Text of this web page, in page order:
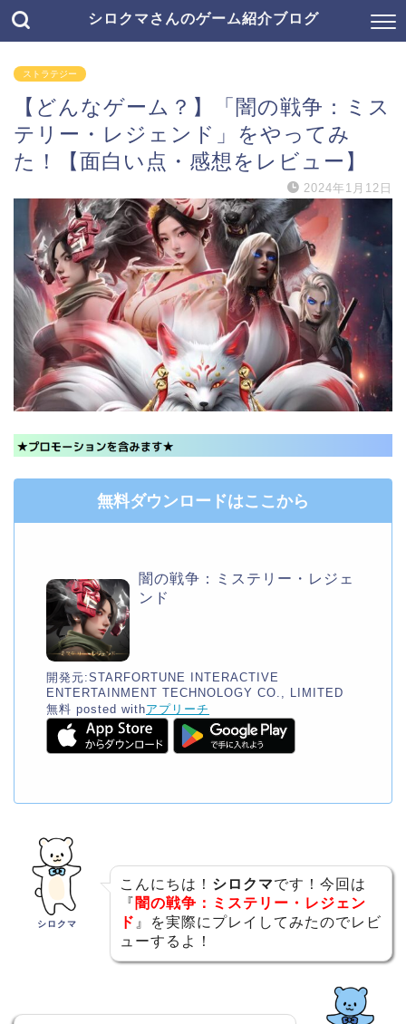
シロクマさんのゲーム紹介ブログ
ストラテジー
【どんなゲーム？】「闇の戦争：ミス
テリー・レジェンド」をやってみ
た！【面白い点・感想をレビュー】
2024年1月12日
無料ダウンロードはここから
闇の戦争：ミステリー・レジェ
ンド
開発元:STARFORTUNE INTERACTIVE
ENTERTAINMENT TECHNOLOGY CO., LIMITED
無料 posted withアプリーチ
シロクマ
こんにちは！ シロクマです！今回は
『 闇の戦争：ミステリー・レジェン
ド 』を実際にプレイしてみたのでレビ
ューするよ！